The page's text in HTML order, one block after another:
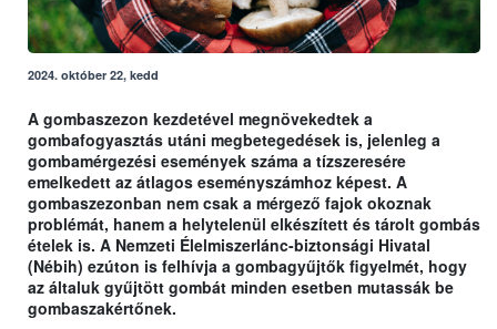
2024. október 22, kedd
A gombaszezon kezdetével megnövekedtek a
gombafogyasztás utáni megbetegedések is, jelenleg a
gombamérgezési események száma a tízszeresére
emelkedett az átlagos eseményszámhoz képest. A
gombaszezonban nem csak a mérgező fajok okoznak
problémát, hanem a helytelenül elkészített és tárolt gombás
ételek is. A Nemzeti Élelmiszerlánc-biztonsági Hivatal
(Nébih) ezúton is felhívja a gombagyűjtők figyelmét, hogy
az általuk gyűjtött gombát minden esetben mutassák be
gombaszakértőnek.